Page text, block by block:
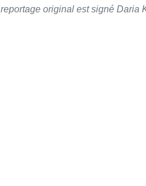
reportage original est signé Daria